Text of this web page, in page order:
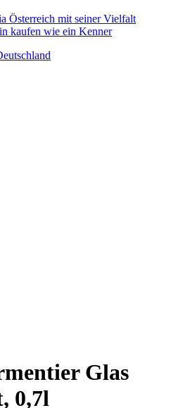
Österreich mit seiner Vielfalt
kaufen wie ein Kenner
Glas
0,7l